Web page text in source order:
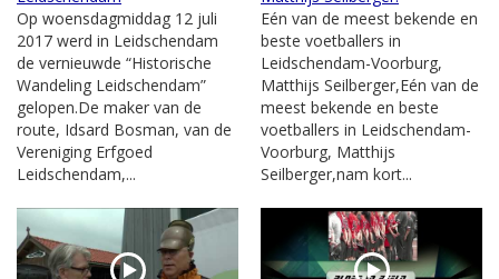
Op woensdagmiddag 12 juli
2017 werd in Leidschendam
de vernieuwde “Historische
Wandeling Leidschendam”
gelopen.De maker van de
route, Idsard Bosman, van de
Vereniging Erfgoed
Leidschendam,...
Eén van de meest bekende en
beste voetballers in
Leidschendam-Voorburg,
Matthijs Seilberger,Eén van de
meest bekende en beste
voetballers in Leidschendam-
Voorburg, Matthijs
Seilberger,nam kort...